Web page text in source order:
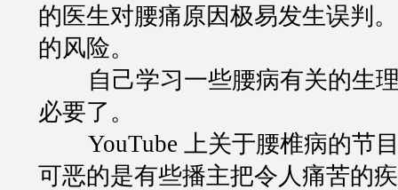
的医生对腰痛原因极易发生误判
的风险。
自己学习一些腰病有关的生
必要了。
YouTube 上关于腰椎病的节
可恶的是有些播主把令人痛苦的